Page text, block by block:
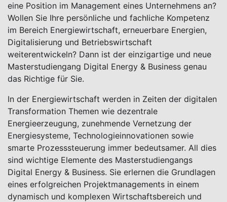
eine Position im Management eines Unternehmens an?
Wollen Sie Ihre persönliche und fachliche Kompetenz
im Bereich Energiewirtschaft, erneuerbare Energien,
Digitalisierung und Betriebswirtschaft
weiterentwickeln? Dann ist der einzigartige und neue
Masterstudiengang Digital Energy & Business genau
das Richtige für Sie.
In der Energiewirtschaft werden in Zeiten der digitalen
Transformation Themen wie dezentrale
Energieerzeugung, zunehmende Vernetzung der
Energiesysteme, Technologieinnovationen sowie
smarte Prozesssteuerung immer bedeutsamer. All dies
sind wichtige Elemente des Masterstudiengangs
Digital Energy & Business. Sie erlernen die Grundlagen
eines erfolgreichen Projektmanagements in einem
dynamisch und komplexen Wirtschaftsbereich und